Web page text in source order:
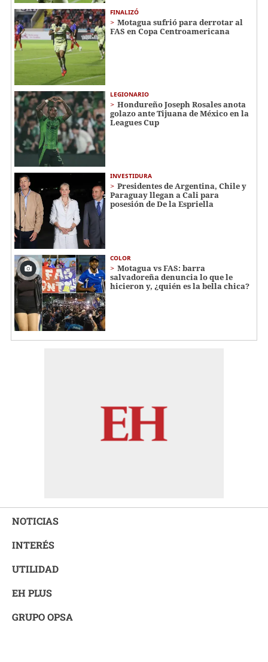
FINALIZÓ
Motagua sufrió para derrotar al
FAS en Copa Centroamericana
LEGIONARIO
Hondureño Joseph Rosales anota
golazo ante Tijuana de México en la
Leagues Cup
INVESTIDURA
Presidentes de Argentina, Chile y
Paraguay llegan a Cali para
posesión de De la Espriella
COLOR
Motagua vs FAS: barra
salvadoreña denuncia lo que le
hicieron y, ¿quién es la bella chica?
NOTICIAS
INTERÉS
UTILIDAD
EH PLUS
GRUPO OPSA